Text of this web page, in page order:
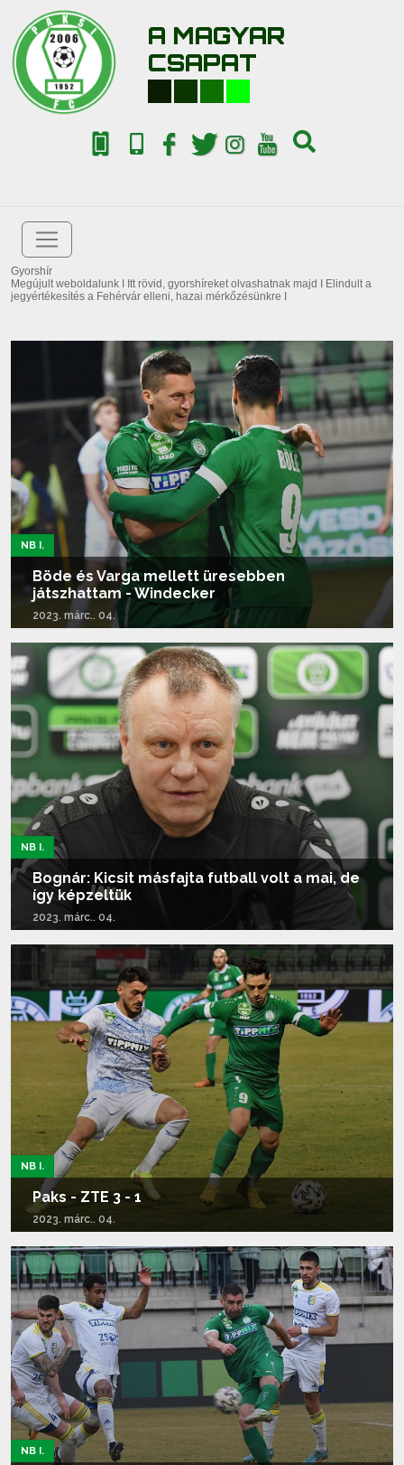
A MAGYAR
CSAPAT
Gyorshír
Megújult weboldalunk I Itt rövid, gyorshíreket olvashatnak majd I Elindult a
jegyértékesítés a Fehérvár elleni, hazai mérkőzésünkre I
NB I.
Böde és Varga mellett üresebben
játszhattam - Windecker
2023. márc.. 04.
Tovább olvasom...
NB I.
Bognár: Kicsit másfajta futball volt a mai, de
így képzeltük
2023. márc.. 04.
Tovább olvasom...
NB I.
Paks - ZTE 3 - 1
2023. márc.. 04.
Tovább olvasom...
NB I.